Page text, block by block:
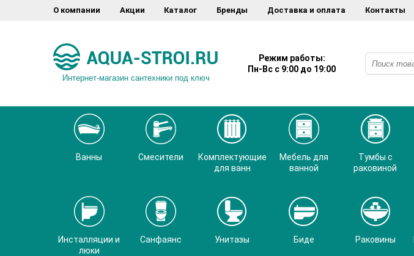
О компании Акции Каталог Бренды Доставка и оплата Контакты
Интернет-магазин сантехники под ключ
Режим работы:
Пн-Вс с 9:00 до 19:00
Ванны Смесители
Комплектующие
для ванн
Мебель для
ванной
Тумбы с
раковиной
Инсталляции и
люки
Санфаянс Унитазы Биде Раковины